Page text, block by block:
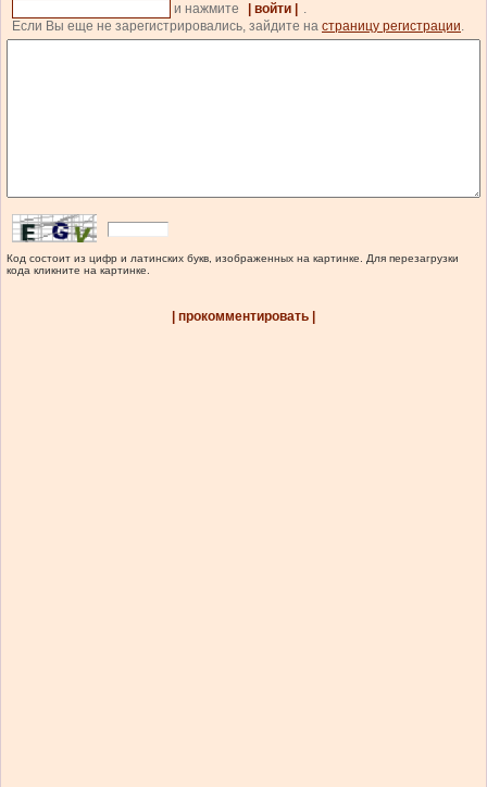
и нажмите
| войти |
.
Если Вы еще не зарегистрировались, зайдите на страницу регистрации.
Код состоит из цифр и латинских букв, изображенных на картинке. Для перезагрузки
кода кликните на картинке.
| прокомментировать |